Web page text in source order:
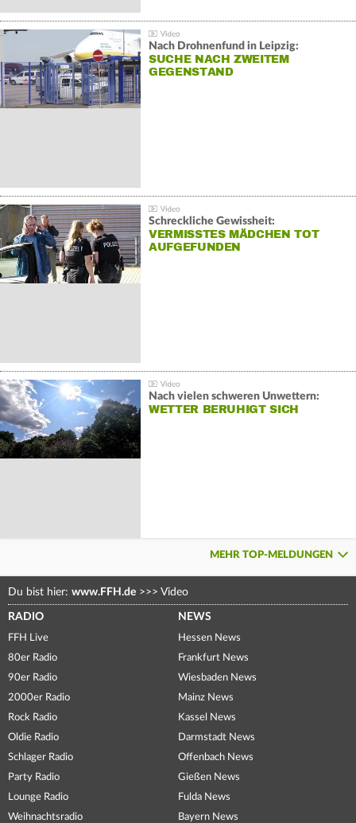
Nach Drohnenfund in Leipzig:
SUCHE NACH ZWEITEM
GEGENSTAND
Schreckliche Gewissheit:
VERMISSTES MÄDCHEN TOT
AUFGEFUNDEN
Nach vielen schweren Unwettern:
WETTER BERUHIGT SICH
MEHR TOP-MELDUNGEN
Du bist hier: www.FFH.de >>> Video
RADIO
FFH Live
80er Radio
90er Radio
2000er Radio
Rock Radio
Oldie Radio
Schlager Radio
Party Radio
Lounge Radio
Weihnachtsradio
NEWS
Hessen News
Frankfurt News
Wiesbaden News
Mainz News
Kassel News
Darmstadt News
Offenbach News
Gießen News
Fulda News
Bayern News